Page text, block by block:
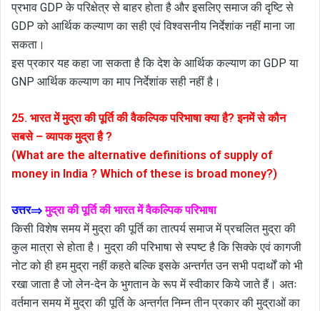
प्रभाव GDP के परिक्षेत्र से बाहर होता है और इसलिए समाज की दृष्टि से
GDP को आर्थिक कल्याण का सही एवं विश्वसनीय निर्देशांक नहीं माना जा
सकता।
इस प्रकार यह कहा जा सकता है कि देश के आर्थिक कल्याण का GDP या
GNP आर्थिक कल्याण का माप निर्देशांक सही नहीं है।
25. भारत में मुद्रा की पूर्ति की वैकल्पिक परिभाषा क्या है? इनमें से कौन
सबसे – व्यापक मुद्रा है ?
(What are the alternative definitions of supply of
money in India ? Which of these is broad money?)
उत्तर⇒ मुद्रा की पूर्ति की भारत में वैकल्पिक परिभाषा
किसी विशेष समय में मुद्रा की पूर्ति का तात्पर्य समाज में प्रचलित मुद्रा की
कुल मात्रा से होता है। मुद्रा की परिभाषा से स्पष्ट है कि सिक्के एवं कागजी
नोट को ही हम मुद्रा नहीं कहते बल्कि इसके अन्तर्गत उन सभी पदार्थों को भी
रखा जाता है जो लेन-देन के भुगतान के रूप में स्वीकार किये जाते हैं। अतः
वर्तमान समय में मुद्रा की पूर्ति के अन्तर्गत निम्न तीन प्रकार की मुद्राओं का